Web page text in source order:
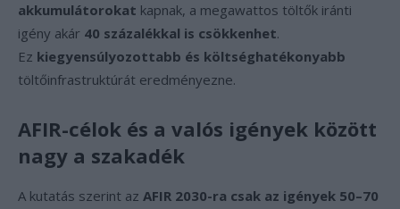
akkumulátorokat kapnak, a megawattos töltők iránti
igény akár 40 százalékkal is csökkenhet.
Ez kiegyensúlyozottabb és költséghatékonyabb
töltőinfrastruktúrát eredményezne.
AFIR-célok és a valós igények között
nagy a szakadék
A kutatás szerint az AFIR 2030-ra csak az igények 50–70